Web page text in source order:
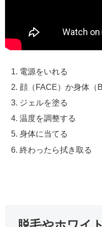
電源をいれる
顔（FACE）か身体（
ジェルを塗る
温度を調整する
身体に当てる
終わったら拭き取る